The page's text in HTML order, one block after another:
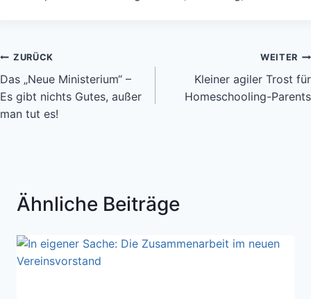
Beitragsnavigation
ZURÜCK
Das „Neue Ministerium“ –
Es gibt nichts Gutes, außer
man tut es!
WEITER
Kleiner agiler Trost für
Homeschooling-Parents
Ähnliche Beiträge